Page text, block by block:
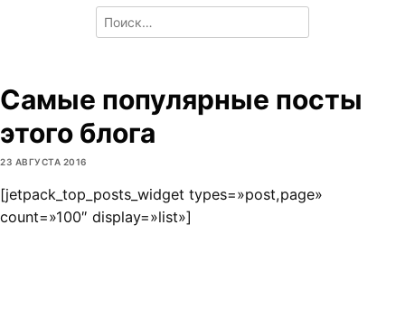
Search
for:
Cамые популярные посты
этого блога
23 АВГУСТА 2016
[jetpack_top_posts_widget types=»post,page»
count=»100″ display=»list»]